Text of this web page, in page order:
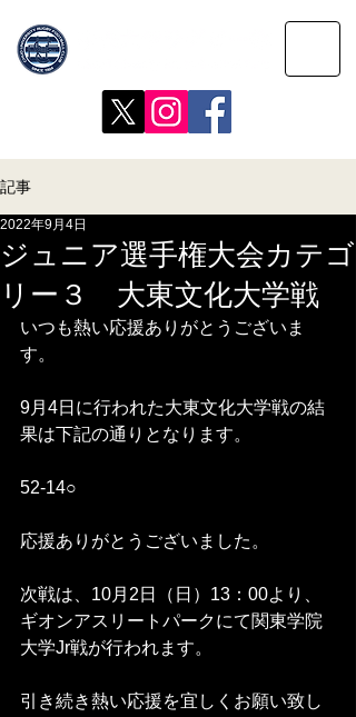
記事
ジュニア選手権大会カテゴ
リー３ 大東文化大学戦
2022年9月4日
いつも熱い応援ありがとうございま
す。
9月4日に行われた大東文化大学戦の結
果は下記の通りとなります。
52‐14○
応援ありがとうございました。
次戦は、10月2日（日）13：00より、
ギオンアスリートパークにて関東学院
大学Jr戦が行われます。
引き続き熱い応援を宜しくお願い致し